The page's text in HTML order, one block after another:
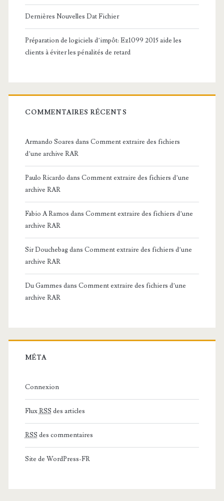
Dernières Nouvelles Dat Fichier
Préparation de logiciels d’impôt: Ez1099 2015 aide les
clients à éviter les pénalités de retard
COMMENTAIRES RÉCENTS
Armando Soares dans Comment extraire des fichiers
d’une archive RAR
Paulo Ricardo dans Comment extraire des fichiers d’une
archive RAR
Fabio A Ramos dans Comment extraire des fichiers d’une
archive RAR
Sir Douchebagdans Comment extraire des fichiers d’une
archive RAR
Du Gammes dans Comment extraire des fichiers d’une
archive RAR
MÉTA
Connexion
FluxRSS des articles
RSS des commentaires
Site de WordPress-FR